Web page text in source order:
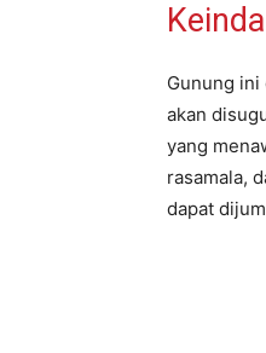
Gunung ini
akan
yang
rasamala,
dapat